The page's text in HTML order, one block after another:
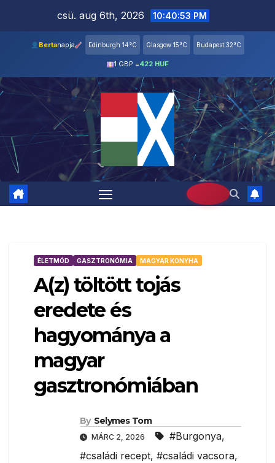
content
csü. aug 6th, 2026 10:40:54 PM
Bertanapja Edinburgh 14°C Glasgow 15°C Budapest 32°C
1 GBP =422 HUF
ÉLETMÓD GASZTRONÓMIA MAGYAR KONYHA
A(z) töltött tojás
eredete és
hagyománya a
magyar
gasztronómiában
By Selymes Tom
MÁRC 2, 2026 #Burgonya,
#családi recept, #családi vacsora,